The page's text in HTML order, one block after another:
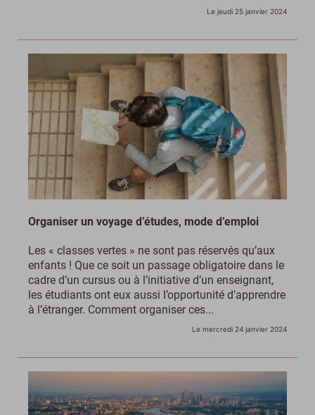
Le jeudi 25 janvier 2024
Organiser un voyage d’études, mode d’emploi
Les « classes vertes » ne sont pas réservés qu’aux
enfants ! Que ce soit un passage obligatoire dans le
cadre d’un cursus ou à l’initiative d’un enseignant,
les étudiants ont eux aussi l’opportunité d’apprendre
à l’étranger. Comment organiser ces...
Le mercredi 24 janvier 2024